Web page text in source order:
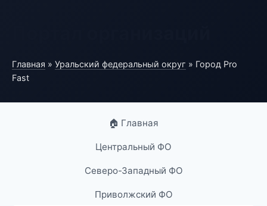
Главная » Уральский федеральный округ » Город Pro
Fast
🏠 Главная
Центральный ФО
Северо-Западный ФО
Приволжский ФО